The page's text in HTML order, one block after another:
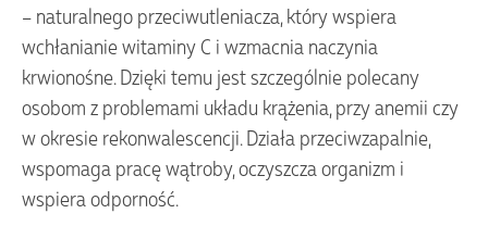
– naturalnego przeciwutleniacza, który wspiera
wchłanianie witaminy C i wzmacnia naczynia
krwionośne. Dzięki temu jest szczególnie polecany
osobom z problemami układu krążenia, przy anemii czy
w okresie rekonwalescencji. Działa przeciwzapalnie,
wspomaga pracę wątroby, oczyszcza organizm i
wspiera odporność.